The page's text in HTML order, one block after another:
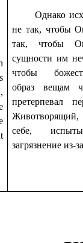
Однако
не так, чтобы
так, чтобы
сущности им
чтобы
образ вещам
претерпевал
себе,
загрязнение из-